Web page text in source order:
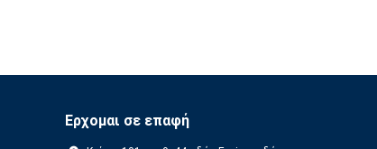
Ερχομαι σε επαφή